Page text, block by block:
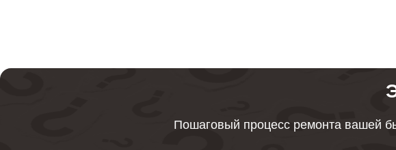
Пошаговый процесс ремонта вашей